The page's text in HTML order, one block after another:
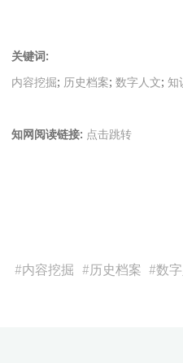
关键词:
内容挖掘; 历史档案;数字人文;知
知网阅读链接: 点击跳转
#内容挖掘 #历史档案 #数